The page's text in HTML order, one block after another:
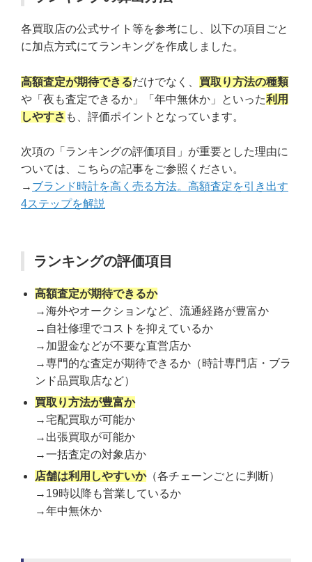
各買取店の公式サイト等を参考にし、以下の項目ごと
に加点方式にてランキングを作成しました。
高額査定が期待できるだけでなく、 買取り方法の種類
や「夜も査定できるか」「年中無休か」といった利用
しやすさ も、評価ポイントとなっています。
次項の「ランキングの評価項目」が重要とした理由に
ついては、こちらの記事をご参照ください。
→ ブランド時計を高く売る方法。高額査定を引き出す
4ステップを解説
ランキングの評価項目
高額査定が期待できるか
→海外やオークションなど、流通経路が豊富か
→自社修理でコストを抑えているか
→加盟金などが不要な直営店か
→専門的な査定が期待できるか（時計専門店・ブラ
ンド品買取店など）
買取り方法が豊富か
→宅配買取が可能か
→出張買取が可能か
→一括査定の対象店か
店舗は利用しやすいか（各チェーンごとに判断）
→19時以降も営業しているか
→年中無休か